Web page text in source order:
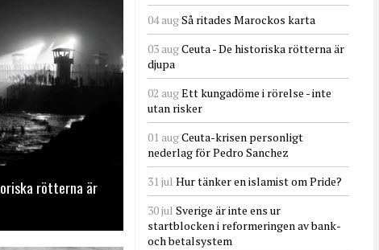
rötterna är
04 augSå ritades Marockos karta
03 augCeuta - De historiska rötterna är
djupa
02 augEtt kungadöme i rörelse - inte
utan risker
01 augCeuta-krisen personligt
nederlag för Pedro Sanchez
31 jul Hur tänker en islamist om Pride?
30 jul Sverige är inte ens ur
startblocken i reformeringen av bank-
och betalsystem